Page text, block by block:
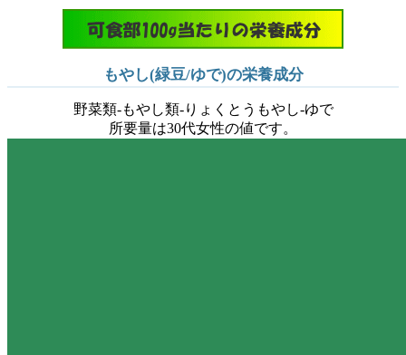
もやし(緑豆/ゆで)の栄養成分
野菜類-もやし類-りょくとうもやし-ゆで
所要量は30代女性の値です。